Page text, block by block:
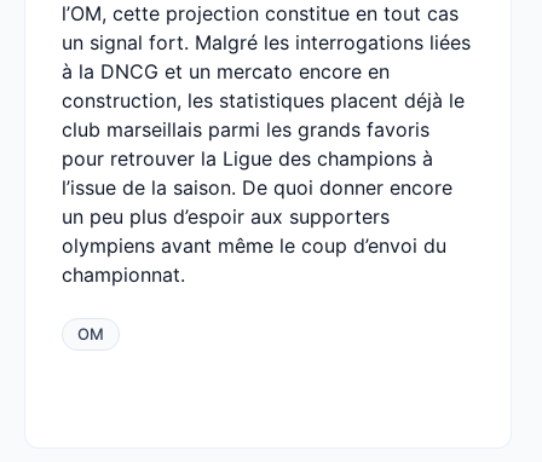
l’OM, cette projection constitue en tout cas
un signal fort. Malgré les interrogations liées
à la DNCG et un mercato encore en
construction, les statistiques placent déjà le
club marseillais parmi les grands favoris
pour retrouver la Ligue des champions à
l’issue de la saison. De quoi donner encore
un peu plus d’espoir aux supporters
olympiens avant même le coup d’envoi du
championnat.
OM